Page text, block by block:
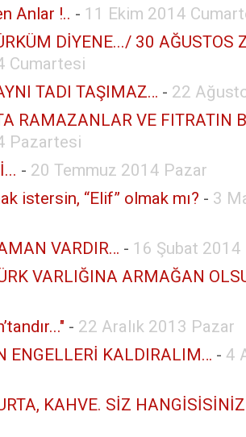
Anlar !.. - 11 Ekim 2014
DİYENE.../ 30 AĞUSTOS
Cumartesi
TADI TAŞIMAZ… - 22
RAMAZANLAR VE FITRATIN
Pazartesi
- 20 Temmuz 2014 Pazar
istersin, “Elif” olmak mı? - 3
VARDIR… - 16 Şubat 2014
VARLIĞINA ARMAĞAN
- 22 Aralık 2013 Pazar
ENGELLERİ KALDIRALIM… - 4
KAHVE. SİZ